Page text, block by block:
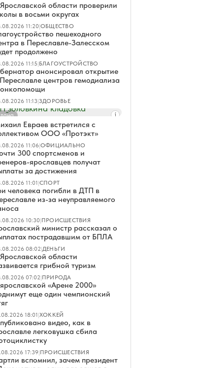
области проверили
в восьми округах
11:20|ОБЩЕСТВО
пешеходного
в Переславле-Залесском
продолжено
11:15|БЛАГОУСТРОЙСТВО
анонсировал открытие
центров гемодиализа
11:13|ЗДОРОВЬЕ
Евраев встретился с
ООО «Протэкт»
11:06|ОФИЦИАЛЬНО
300 спортсменов и
ярославцев получат
за достижения
11:01|СПОРТ
человека погибли в ДТП в
из-за неуправляемого
10:30|ПРОИСШЕСТВИЯ
министр рассказал о
пострадавшим от БПЛА
08:02|ДЕНЬГИ
области
грибной туризм
07:02|ПРИРОДА
«Арене 2000»
еще один чемпионский
18:01|ХОККЕЙ
видео, как в
легковушка сбила
17:39|ПРОИСШЕСТВИЯ
вспомнил, зачем президент